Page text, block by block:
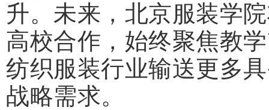
升。未来，北京服装学
高校合作，始终聚焦教
纺织服装行业输送更多
战略需求。